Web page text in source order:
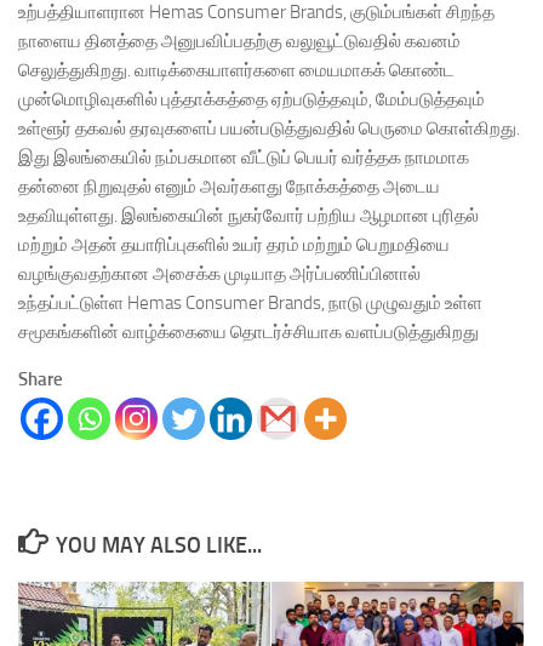
உற்பத்தியாளரான Hemas Consumer Brands, குடும்பங்கள் சிறந்த
நாளைய தினத்தை அனுபவிப்பதற்கு வலுவூட்டுவதில் கவனம்
செலுத்துகிறது. வாடிக்கையாளர்களை மையமாகக் கொண்ட
முன்மொழிவுகளில் புத்தாக்கத்தை ஏற்படுத்தவும், மேம்படுத்தவும்
உள்ளூர் தகவல் தரவுகளைப் பயன்படுத்துவதில் பெருமை கொள்கிறது.
இது இலங்கையில் நம்பகமான வீட்டுப் பெயர் வர்த்தக நாமமாக
தன்னை நிறுவுதல் எனும் அவர்களது நோக்கத்தை அடைய
உதவியுள்ளது. இலங்கையின் நுகர்வோர் பற்றிய ஆழமான புரிதல்
மற்றும் அதன் தயாரிப்புகளில் உயர் தரம் மற்றும் பெறுமதியை
வழங்குவதற்கான அசைக்க முடியாத அர்ப்பணிப்பினால்
உந்தப்பட்டுள்ள Hemas Consumer Brands, நாடு முழுவதும் உள்ள
சமூகங்களின் வாழ்க்கையை தொடர்ச்சியாக வளப்படுத்துகிறது
Share
YOU MAY ALSO LIKE...